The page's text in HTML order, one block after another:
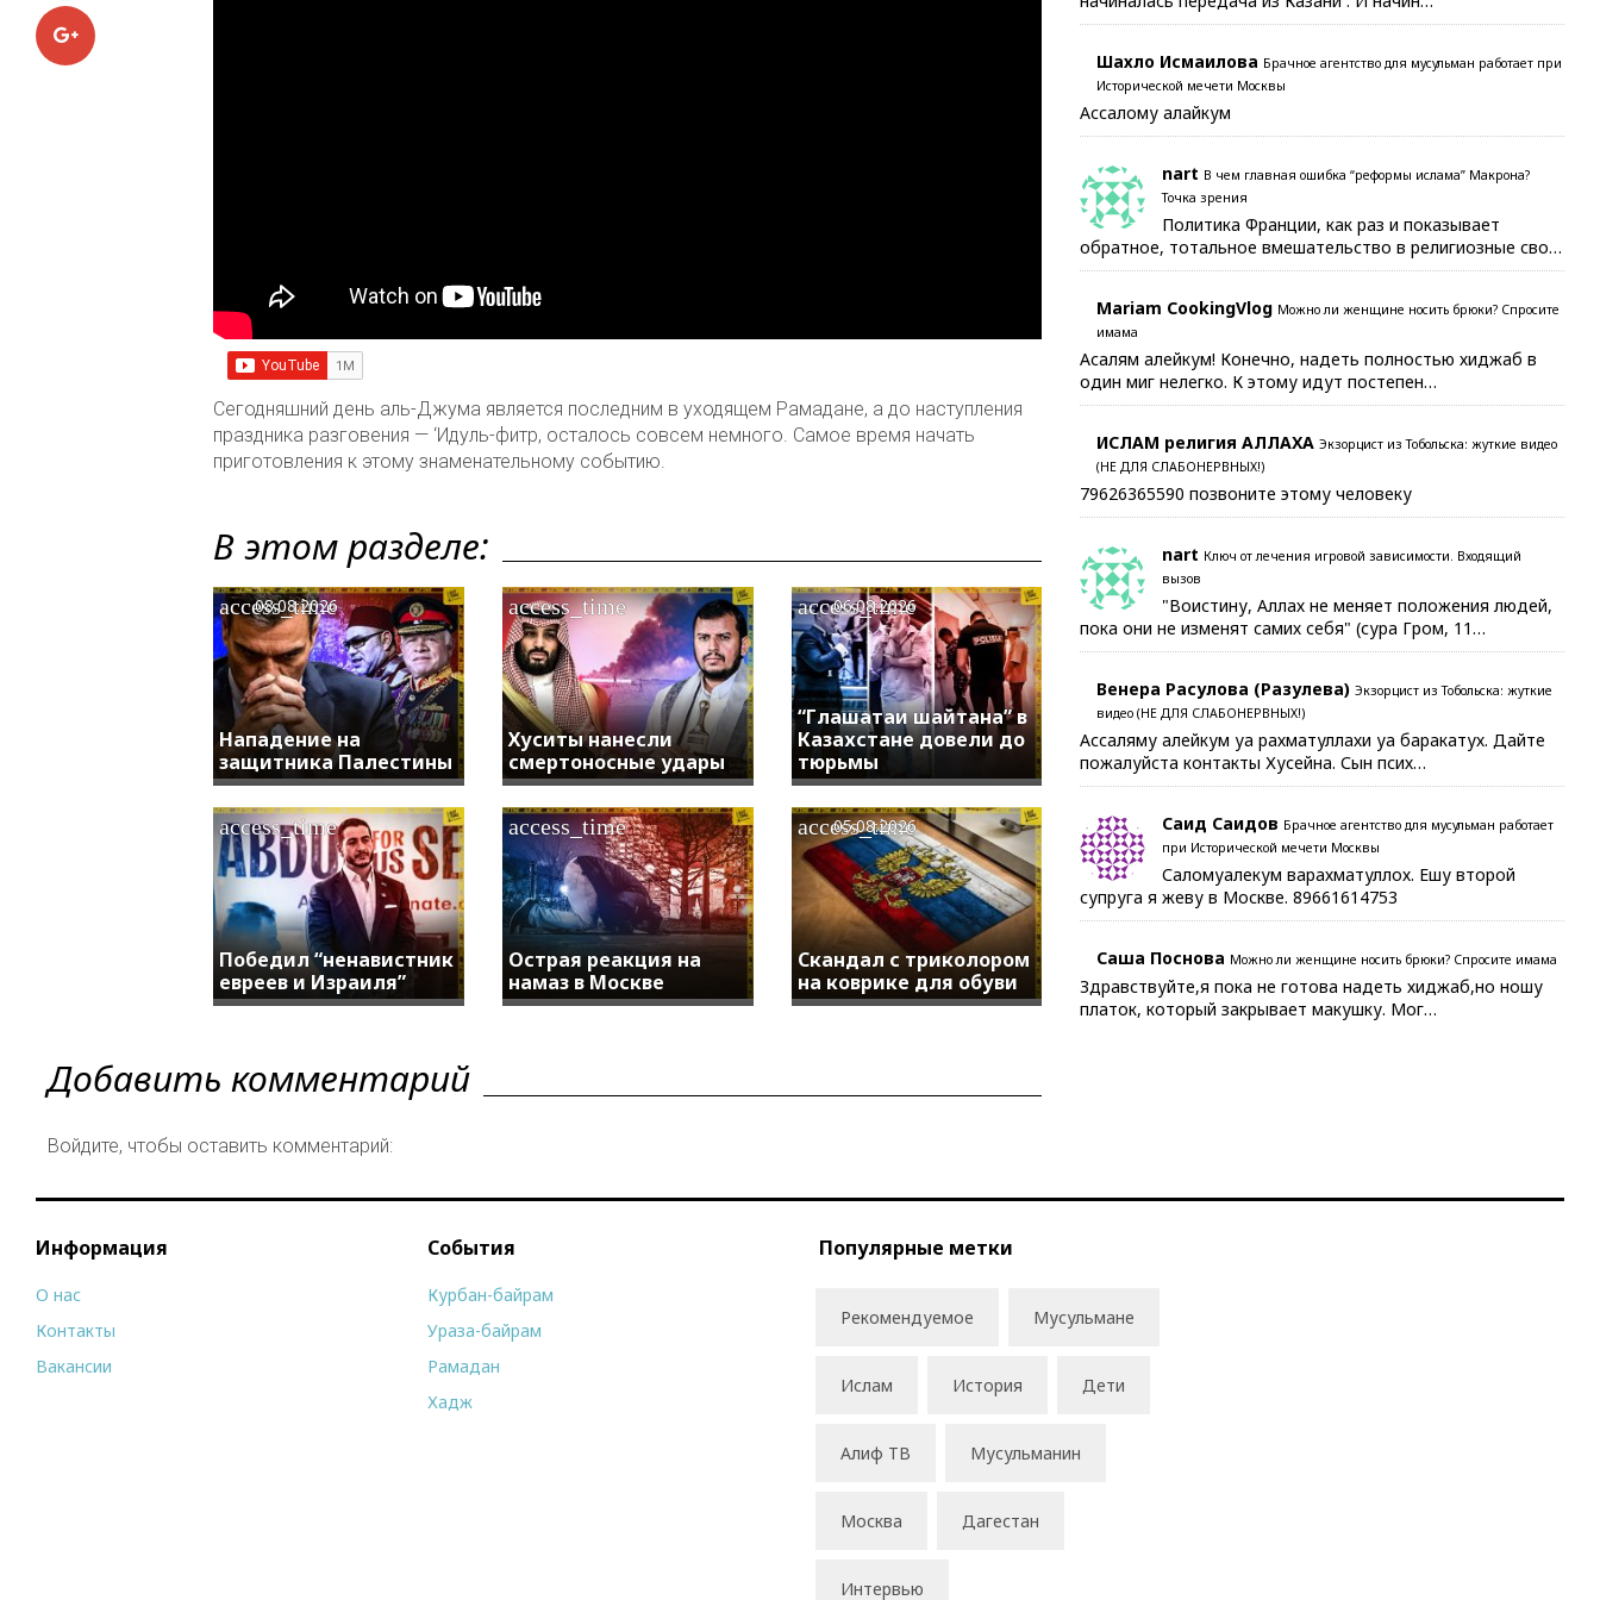
Google+
Сегодняшний день аль-Джума является последним в уходящем Рамадане, а до наступления
праздника разговения — ‘Идуль-фитр, осталось совсем немного. Самое время начать
приготовления к этому знаменательному событию.
В этом разделе:
Нападение на
защитника Палестины
access_time
08.08.2026
Хуситы нанесли
смертоносные удары
access_time
“Глашатаи шайтана” в
Казахстане довели до
тюрьмы
access_time
06.08.2026
Победил “ненавистник
евреев и Израиля”
access_time
Острая реакция на
намаз в Москве
access_time
Скандал с триколором
на коврике для обуви
access_time
05.08.2026
Добавить комментарий
Войдите, чтобы оставить комментарий:
Шахло Исмаилова Брачное агентство для мусульман работает при
Исторической мечети Москвы
Ассалому алайкум
nart В чем главная ошибка “реформы ислама” Макрона?
Точка зрения
Политика Франции, как раз и показывает
обратное, тотальное вмешательство в религиозные сво…
Mariam CookingVlog Можно ли женщине носить брюки? Спросите
имама
Асалям алейкум! Конечно, надеть полностью хиджаб в
один миг нелегко. К этому идут постепен…
ИСЛАМ религия АЛЛАХА Экзорцист из Тобольска: жуткие видео
(НЕ ДЛЯ СЛАБОНЕРВНЫХ!)
79626365590 позвоните этому человеку
nart Ключ от лечения игровой зависимости. Входящий
вызов
"Воистину, Аллах не меняет положения людей,
пока они не изменят самих себя" (сура Гром, 11…
Венера Расулова (Разулева) Экзорцист из Тобольска: жуткие
видео (НЕ ДЛЯ СЛАБОНЕРВНЫХ!)
Ассаляму алейкум уа рахматуллахи уа баракатух. Дайте
пожалуйста контакты Хусейна. Сын псих…
Саид Саидов Брачное агентство для мусульман работает
при Исторической мечети Москвы
Саломуалекум варахматуллох. Ешу второй
супруга я жеву в Москве. 89661614753
Саша Поснова Можно ли женщине носить брюки? Спросите имама
Здравствуйте,я пока не готова надеть хиджаб,но ношу
платок, который закрывает макушку. Мог…
Информация
О нас
Контакты
Вакансии
События
Курбан-байрам
Ураза-байрам
Рамадан
Хадж
Популярные метки
Рекомендуемое Мусульмане
Ислам История Дети
Алиф ТВ Мусульманин
Москва Дагестан
Интервью